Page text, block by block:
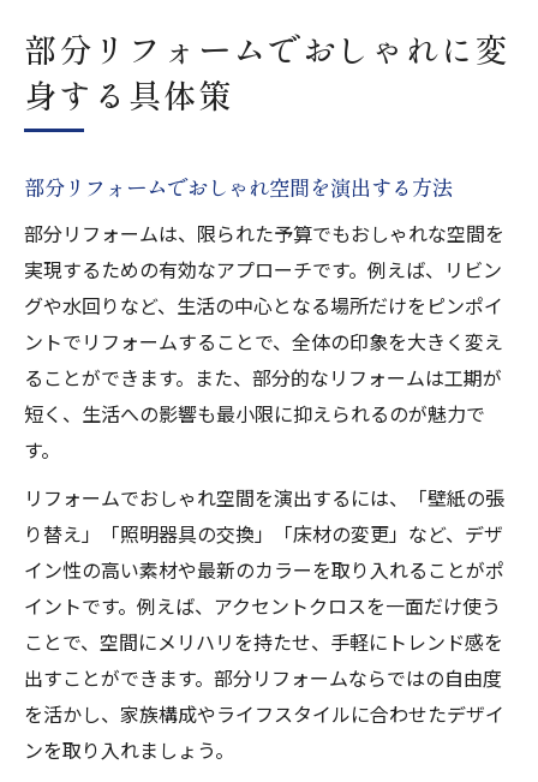
部分リフォームでおしゃれに変
身する具体策
部分リフォームでおしゃれ空間を演出する方法
部分リフォームは、限られた予算でもおしゃれな空間を
実現するための有効なアプローチです。例えば、リビン
グや水回りなど、生活の中心となる場所だけをピンポイ
ントでリフォームすることで、全体の印象を大きく変え
ることができます。また、部分的なリフォームは工期が
短く、生活への影響も最小限に抑えられるのが魅力で
す。
リフォームでおしゃれ空間を演出するには、「壁紙の張
り替え」「照明器具の交換」「床材の変更」など、デザ
イン性の高い素材や最新のカラーを取り入れることがポ
イントです。例えば、アクセントクロスを一面だけ使う
ことで、空間にメリハリを持たせ、手軽にトレンド感を
出すことができます。部分リフォームならではの自由度
を活かし、家族構成やライフスタイルに合わせたデザイ
ンを取り入れましょう。